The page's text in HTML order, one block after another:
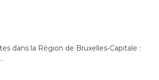
dans la Région de Bruxelles‑Capitale :